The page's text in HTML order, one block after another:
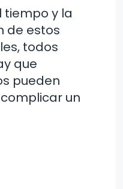
tiempo y la
de estos
todos
que
pueden
un